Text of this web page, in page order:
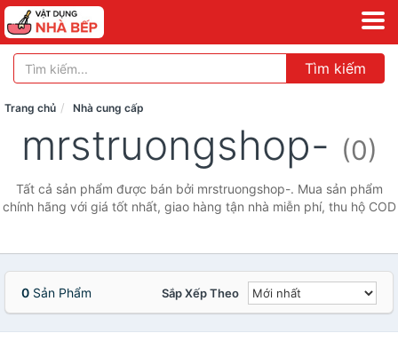
Tìm kiếm
Trang chủ Nhà cung cấp
mrstruongshop- (0)
Tất cả sản phẩm được bán bởi mrstruongshop-. Mua sản phẩm
chính hãng với giá tốt nhất, giao hàng tận nhà miễn phí, thu hộ COD
0 Sản Phẩm Sắp Xếp Theo